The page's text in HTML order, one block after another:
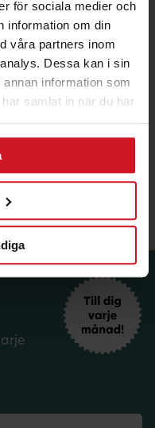
för sociala medier och
information om din
våra partners inom
Dessa kan i sin
information som
samlat in när du har